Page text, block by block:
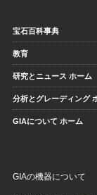
宝石百科事典
教育
研究とニュース ホーム
分析とグレーディング
GIAについて ホーム
GIAの機器について